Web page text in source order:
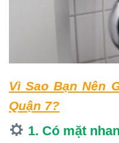
Vì Sao Bạn Nên
Quận 7?
1. Có mặt